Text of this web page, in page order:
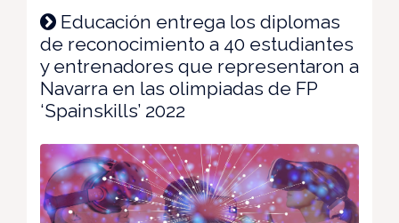
Educación entrega los diplomas
de reconocimiento a 40 estudiantes
y entrenadores que representaron a
Navarra en las olimpiadas de FP
‘Spainskills’ 2022